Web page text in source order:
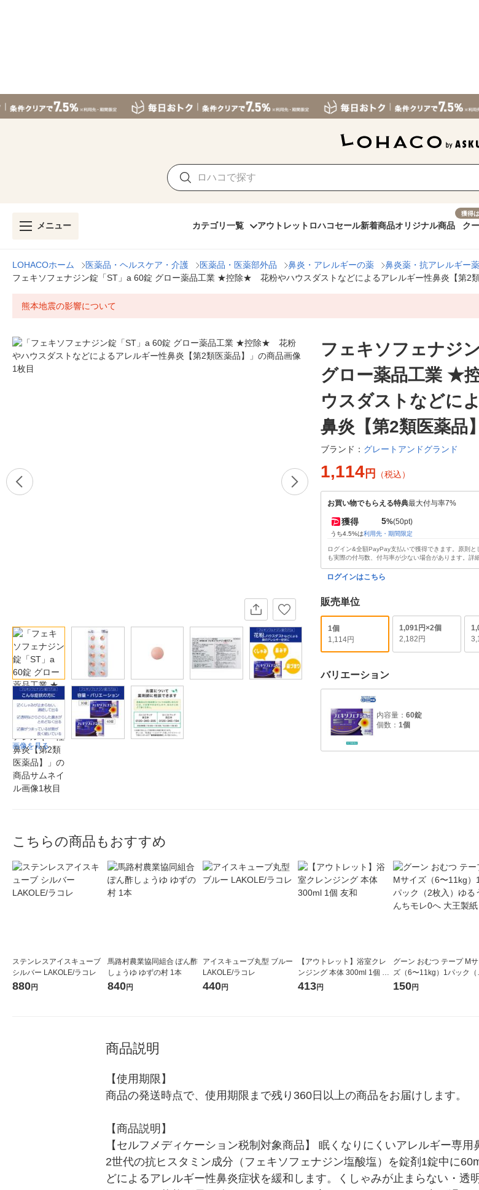
メニュー カテゴリ一覧 アウトレット ロハコセール新着商品オリジナル商品
獲得
ク
LOHACOホーム 医薬品・ヘルスケア・介護 医薬品・医薬部外品 鼻炎・アレルギーの薬
鼻炎薬・抗アレルギー薬
フェキソフェナジン錠「ST」a 60錠 グロー薬品工業 ★控除★ 花粉やハウスダストなどによるアレルギー性鼻炎【第2類
熊本地震の影響について
画像を見る
フェキソフェナジ
グロー薬品工業 ★
ウスダストなどに
鼻炎【第2類医薬品】
ブランド： グレートアンドグランド
1,114 円 （税込）
お買い物でもらえる特典最大付与率7%
獲得 5%(50pt)
うち4.5%は利用先・期間限定
ログイン&全額PayPay支払いで獲得できます。原則
も実際の付与数、付与率が少ない場合があります。詳
ログインはこちら
販売単位
1個
1,114円
1,091円×2個
2,182円
バリエーション
内容量： 60錠
個数： 1個
こちらの商品もおすすめ
ステンレスアイスキューブ
シルバー LAKOLE/ラコレ
880円
馬路村農業協同組合 ぽん酢
しょうゆ ゆずの村 1本
840円
アイスキューブ丸型 ブルー
LAKOLE/ラコレ
440円
【アウトレット】浴室クレ
ンジング 本体 300ml 1個 友
和
413円
グーン おむつ テープ Mサ
ズ（6〜11kg）1パック（
入）ゆるうんちモレ0へ 大
150円
商品説明
【使用期限】
商品の発送時点で、使用期限まで残り360日以上の商品をお届けします。
【商品説明】
【セルフメディケーション税制対象商品】 眠くなりにくいアレルギー専
2世代の抗ヒスタミン成分（フェキソフェナジン塩酸塩）を錠剤1錠中に
どによるアレルギー性鼻炎症状を緩和します。くしゃみが止まらない・